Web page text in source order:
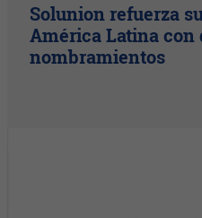
Solunion refuerza
América Latina con
nombramientos